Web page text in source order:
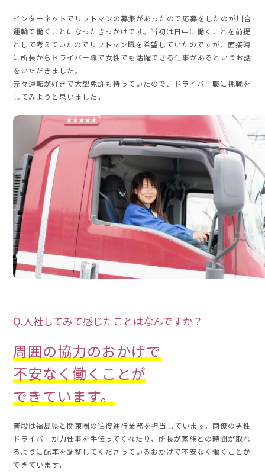
インターネットでリフトマンの募集があったので応募をしたのが川合
運輸で働くことになったきっかけです。当初は日中に働くことを前提
として考えていたのでリフトマン職を希望していたのですが、面接時
に所長からドライバー職で女性でも活躍できる仕事があるというお話
をいただきました。
元々運転が好きで大型免許も持っていたので、ドライバー職に挑戦を
してみようと思いました。
Q.入社してみて感じたことはなんですか？
周囲の協力のおかげで
不安なく働くことが
できています。
普段は福島県と関東圏の往復運行業務を担当しています。同僚の男性
ドライバーが力仕事を手伝ってくれたり、所長が家族との時間が取れ
るように配車を調整してくださっているおかげで不安なく働くことが
できています。